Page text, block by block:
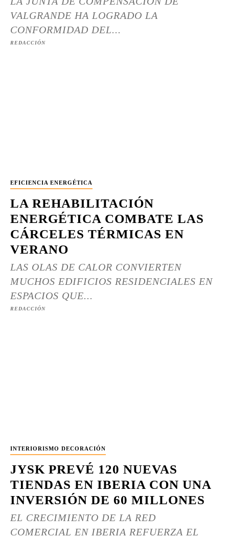
VALGRANDE HA LOGRADO LA
CONFORMIDAD DEL...
REDACCIÓN
EFICIENCIA ENERGÉTICA
LA REHABILITACIÓN
ENERGÉTICA COMBATE LAS
CÁRCELES TÉRMICAS EN
VERANO
LAS OLAS DE CALOR CONVIERTEN
MUCHOS EDIFICIOS RESIDENCIALES EN
ESPACIOS QUE...
REDACCIÓN
INTERIORISMO DECORACIÓN
JYSK PREVÉ 120 NUEVAS
TIENDAS EN IBERIA CON UNA
INVERSIÓN DE 60 MILLONES
EL CRECIMIENTO DE LA RED
COMERCIAL EN IBERIA REFUERZA EL